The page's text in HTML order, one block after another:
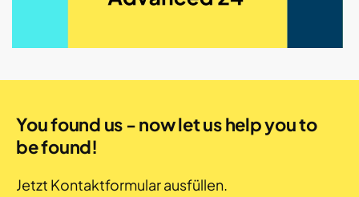
You found us - now let us help you to
be found!
Jetzt Kontaktformular ausfüllen.